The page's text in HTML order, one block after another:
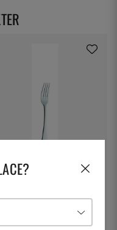
Dessertgaffel, 188mm -